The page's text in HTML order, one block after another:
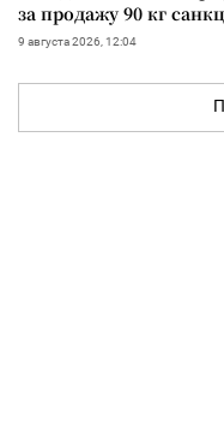
за продажу 90 кг
9 августа 2026, 12:04